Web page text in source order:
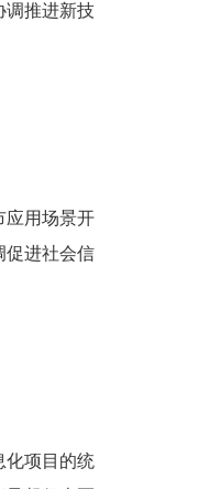
调推进新技
应用场景开
促进社会信
化项目的统